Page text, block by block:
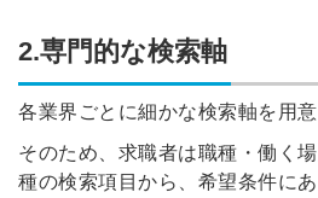
2.専門的な検索軸
各業界ごとに細かな検索軸を用意
そのため、求職者は職種・働く
種の検索項目から、希望条件に